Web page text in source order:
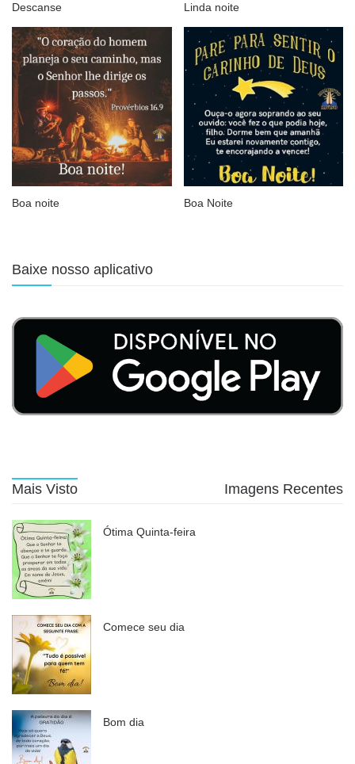
Descanse Linda noite
Boa noite Boa Noite
Baixe nosso aplicativo
Mais Visto Imagens Recentes
Ótima Quinta-feira
Comece seu dia
Bom dia